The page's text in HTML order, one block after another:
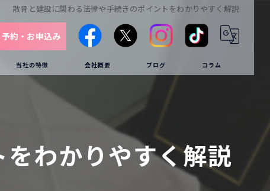
散骨と建設に関わる法律や手続きのポイントをわかりやすく解説
約・お申込み
当社の特徴
クルーザー
会社概要 ブログ コラム
わかりやすく解説